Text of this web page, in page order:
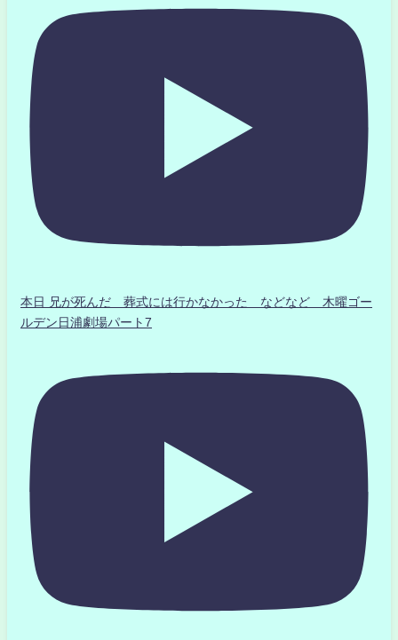
本日 兄が死んだ 葬式には行かなかった などなど 木曜ゴー
ルデン日浦劇場パート7